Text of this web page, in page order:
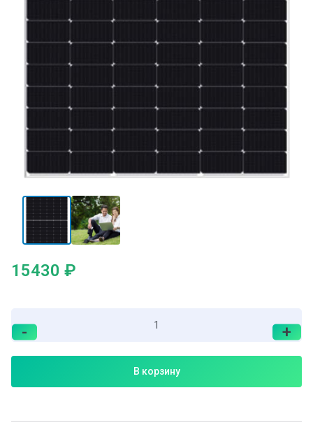
15430 ₽
- +
В корзину